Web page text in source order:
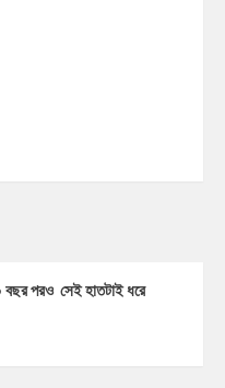
বছর পরও সেই হাতটাই ধরে